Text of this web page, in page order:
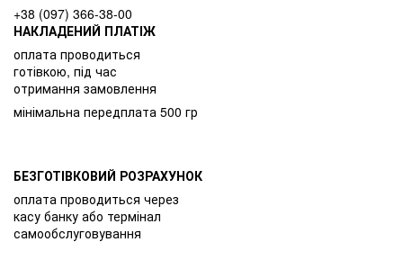
+38 (097) 366-38-00
НАКЛАДЕНИЙ ПЛАТІЖ
оплата проводиться
готівкою, під час
отримання замовлення
мінімальна передплата 500 гр
БЕЗГОТІВКОВИЙ РОЗРАХУНОК
оплата проводиться через
касу банку або термінал
самообслуговування